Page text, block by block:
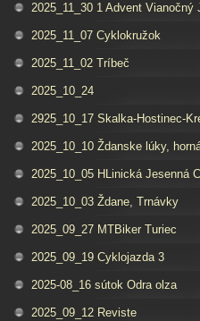
2025_11_30 1 Advent Vianočný
2025_11_07 Cyklokružok
2025_11_02 Tríbeč
2025_10_24
2925_10_17 Skalka-Hostinec-
2025_10_10 Ždanske lúky,
2025_10_05 HLinická Jesenná
2025_10_03 Ždane, Trnávky
2025_09_27 MTBiker Turiec
2025_09_19 Cyklojazda 3
2025-08_16 sútok Odra olza
2025_09_12 Reviste